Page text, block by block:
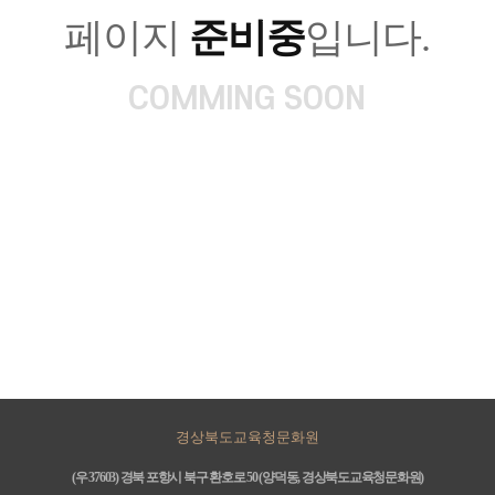
페이지 준비중입니다.
COMMING SOON
경상북도교육청문화원
(우 37603) 경북 포항시 북구 환호로 50 (양덕동, 경상북도교육청문화원)